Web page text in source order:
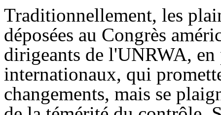
Traditionnellement, les
déposées au Congrès
dirigeants de l'UNRWA,
internationaux, qui
changements, mais se